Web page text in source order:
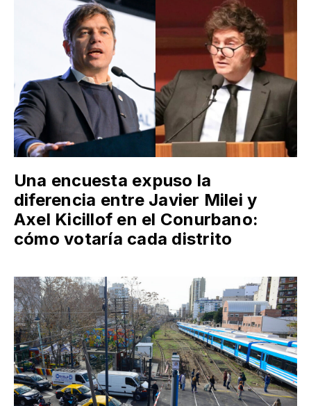
Una encuesta expuso la
diferencia entre Javier Milei y
Axel Kicillof en el Conurbano:
cómo votaría cada distrito